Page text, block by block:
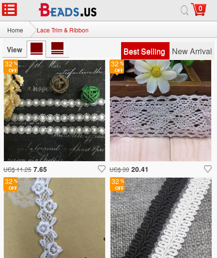
0
Home Lace Trim & Ribbon
View Best Selling New Arrival
32
32
US$ 11.25 7.65
32
US$ 30 20.41
32